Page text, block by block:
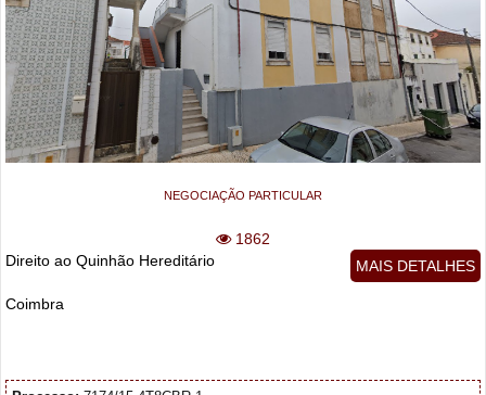
NEGOCIAÇÃO PARTICULAR
1862
MAIS DETALHES
Direito ao Quinhão Hereditário
Coimbra